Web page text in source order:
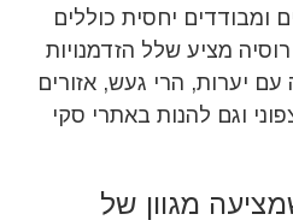
ומבודדים יחסית כוללים
מציע שלל הזדמנויות
יערות, הרי געש, אזורים
וגם להנות באתרי סקי
מגוון של